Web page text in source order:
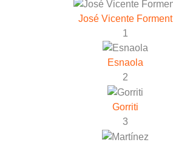
José Vicente Forment
1
Esnaola
2
Gorriti
3